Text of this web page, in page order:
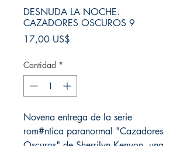
DESNUDA LA NOCHE.
CAZADORES OSCUROS 9
17,00 US$
Cantidad *
Novena entrega de la serie
rom#ntica paranormal "Cazadores